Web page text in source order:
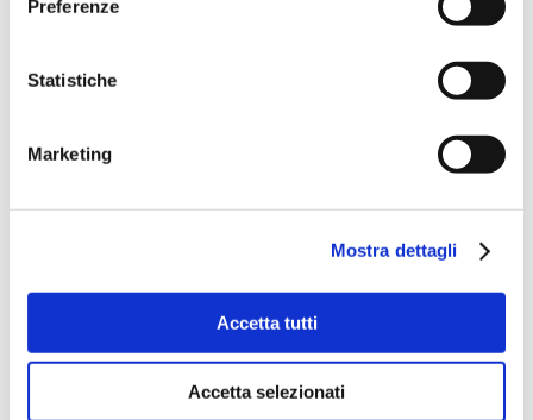
Preferenze
Statistiche
Marketing
Mostra dettagli
Accetta tutti
Accetta selezionati
cuore rock’n’roll che batte
Il nostro motto? I sogni nel
quindi tiriamoli fuori che la